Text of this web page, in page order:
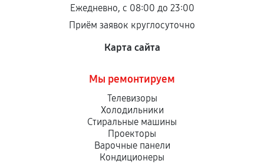
Ежедневно, с 08:00 до 23:00
Приём заявок круглосуточно
Карта сайта
Мы ремонтируем
Телевизоры
Холодильники
Стиральные машины
Проекторы
Варочные панели
Кондиционеры